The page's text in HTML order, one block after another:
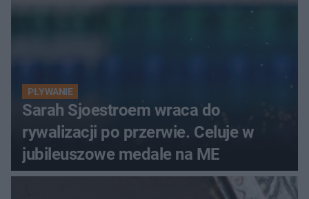
PŁYWANIE
Sarah Sjoestroem wraca do
rywalizacji po przerwie. Celuje w
jubileuszowe medale na ME